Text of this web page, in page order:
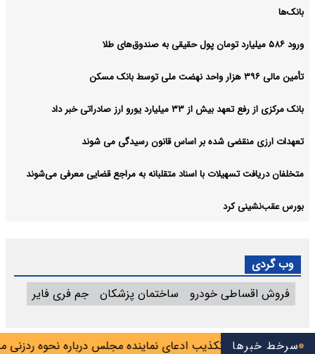
سرخط خبرهاتکذیب ادعای نماینده مجلس درباره نحوه ردزنی محل جاسوس تیم
بانک‌ها
ورود ۵۸۶ میلیارد تومان پول حقیقی به صندوق‌های طلا
تأمین مالی ۳۹۶ هزار واحد نهضت ملی توسط بانک مسکن
بانک مرکزی از رفع تعهد بیش از ۳۳ میلیارد یورو ارز صادراتی خبر داد
تعهدات ارزی منقضی شده بر اساس قانون رسیدگی می شوند
متخلفان دریافت تسهیلات با اسناد متقلبانه به مراجع قضایی معرفی می‌شوند
بورس عقب‌نشینی کرد
وب گردی
فروش اقساطی خودرو
ساختمان پزشکان جم فری فایر